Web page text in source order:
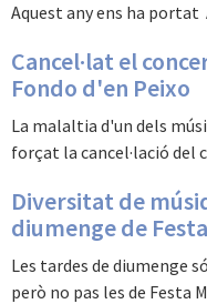
Aquest any ens ha
Cancel·lat el
Fondo d'en Peixo
La malaltia d'un dels
forçat la cancel·lació del
Diversitat de
diumenge de
Les tardes de diumenge
però no pas les de Festa